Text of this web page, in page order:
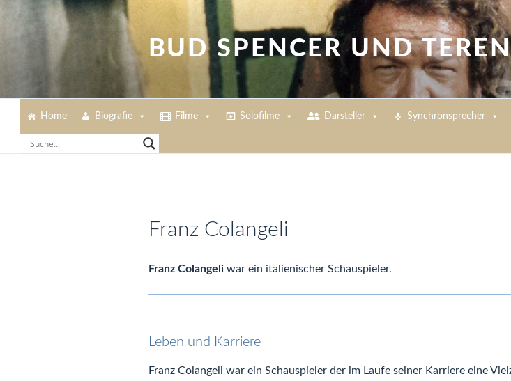
BUD SPENCER UND
Home Biografie Filme Solofilme Darsteller Synchronsprecher
Franz Colangeli
Franz Colangeliwar ein italienischer Schauspieler.
Leben und Karriere
Franz Colangeli war ein Schauspieler der im Laufe seiner Karriere eine